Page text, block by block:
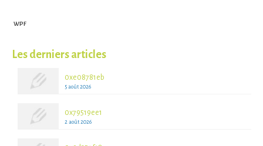
WPF
Les derniers articles
0xe08781eb
5 août 2026
0x79519ee1
2 août 2026